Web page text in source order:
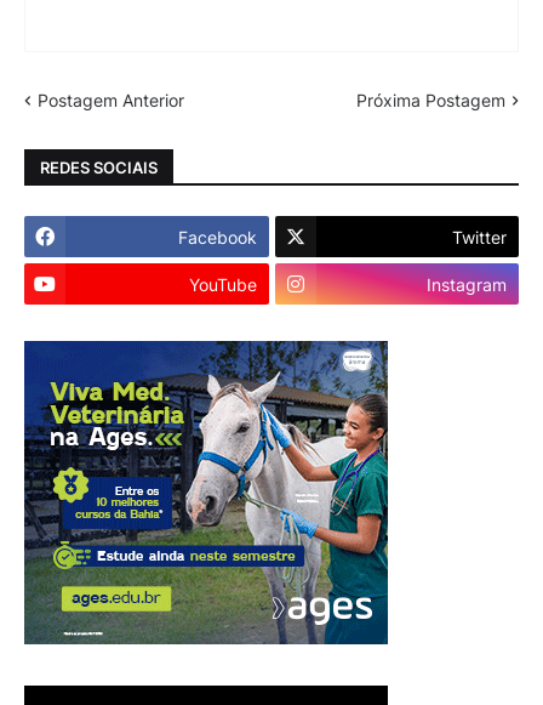
Postagem Anterior Próxima Postagem
REDES SOCIAIS
Facebook Twitter
YouTube Instagram